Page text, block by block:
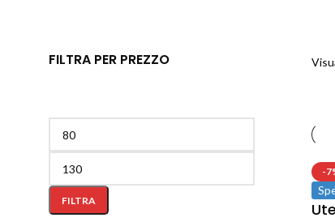
FILTRA PER PREZZO
FILTRA
-